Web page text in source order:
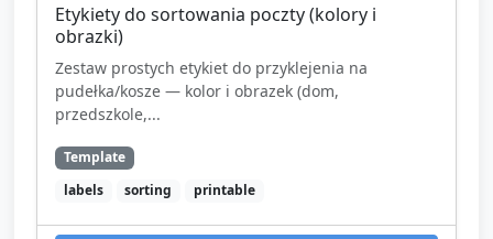
Etykiety do sortowania poczty (kolory i
obrazki)
Zestaw prostych etykiet do przyklejenia na
pudełka/kosze — kolor i obrazek (dom,
przedszkole,...
Template
labels
sorting printable